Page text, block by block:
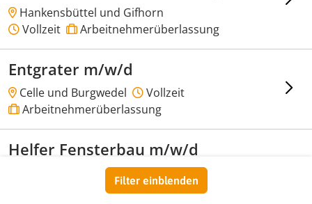
Filter einblenden
Hankensbüttel und Gifhorn
Vollzeit
Arbeitnehmerüberlassung
Entgrater m/w/d
Celle und Burgwedel
Vollzeit
Arbeitnehmerüberlassung
Helfer Fensterbau m/w/d
Celle und Burgwedel
Vollzeit
Arbeitnehmerüberlassung